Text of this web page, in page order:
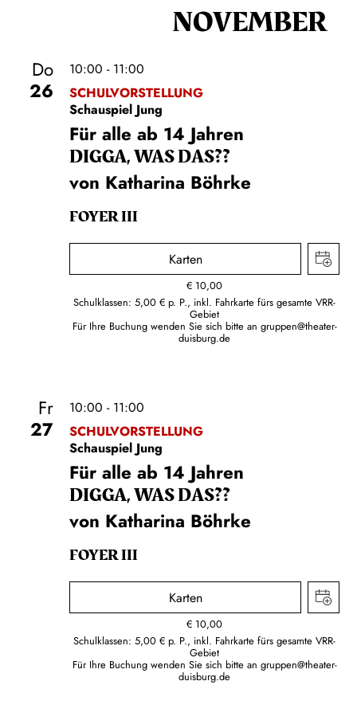
NOVEMBER
Do
26
10:00 - 11:00
SCHULVORSTELLUNG
Schauspiel Jung
Für alle ab 14 Jahren
DIGGA, WAS DAS??
von Katharina Böhrke
FOYER III
Karten
€ 10,00
Schulklassen: 5,00 € p. P., inkl. Fahrkarte fürs gesamte VRR-
Gebiet
Für Ihre Buchung wenden Sie sich bitte an gruppen@theater-
duisburg.de
Fr
27
10:00 - 11:00
SCHULVORSTELLUNG
Schauspiel Jung
Für alle ab 14 Jahren
DIGGA, WAS DAS??
von Katharina Böhrke
FOYER III
Karten
€ 10,00
Schulklassen: 5,00 € p. P., inkl. Fahrkarte fürs gesamte VRR-
Gebiet
Für Ihre Buchung wenden Sie sich bitte an gruppen@theater-
duisburg.de